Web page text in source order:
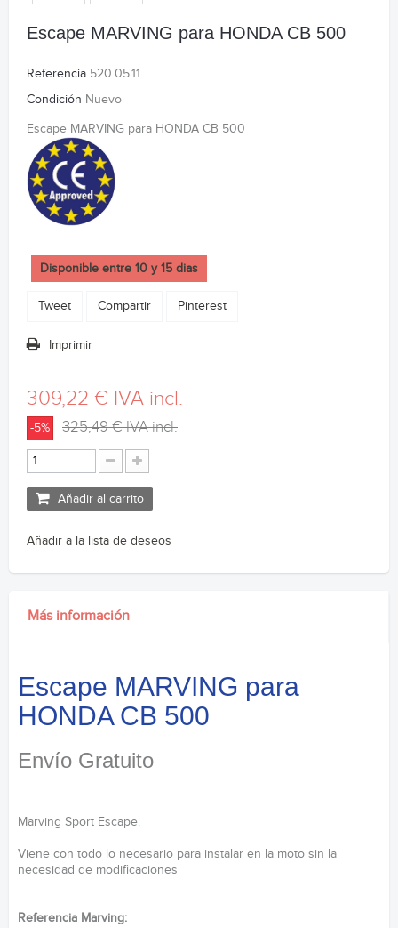
Escape MARVING para HONDA CB 500
Referencia 520.05.11
Condición Nuevo
Escape MARVING para HONDA CB 500
Disponible entre 10 y 15 dias
Tweet Compartir Pinterest
Imprimir
309,22 € IVA incl.
-5% 325,49 €IVA incl.
Añadir al carrito
Añadir a la lista de deseos
Más información
Escape MARVING para
HONDA CB 500
Envío Gratuito
Marving Sport Escape.
Viene con todo lo necesario para instalar en la moto sin la
necesidad de modificaciones
Referencia Marving: